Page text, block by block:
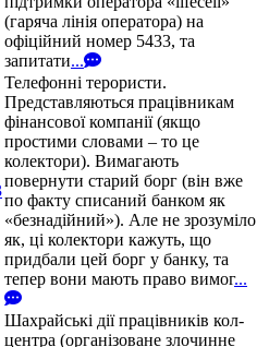
(гаряча лінія оператора) на
офіційний номер 5433, та
запитати...
Телефонні терористи.
Представляються працівникам
фінансової компанії (якщо
простими словами – то це
колектори). Вимагають
повернути старий борг (він вже
по факту списаний банком як
«безнадійний»). Але не зрозуміло
як, ці колектори кажуть, що
придбали цей борг у банку, та
тепер вони мають право вимог...
Шахрайські дії працівників кол-
центра (організоване злочинне